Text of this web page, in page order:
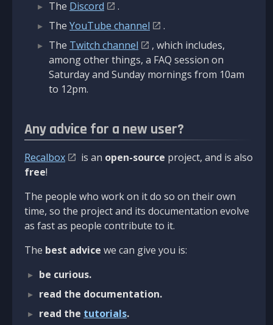
The Discord
.
The YouTube channel
.
The Twitch channel
, which includes,
among other things, a FAQ session on
Saturday and Sunday mornings from 10am
to 12pm.
Any advice for a new user?
Recalbox is an open-source project, and is also
free!
The people who work on it do so on their own
time, so the project and its documentation evolve
as fast as people contribute to it.
The best advice we can give you is:
be curious.
read the documentation.
read the tutorials.